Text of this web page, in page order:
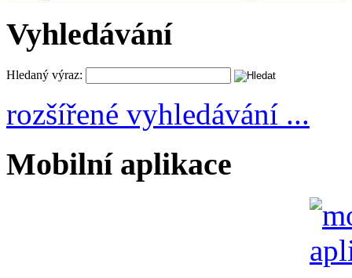
Vyhledávání
Hledaný výraz:
rozšířené vyhledávání ...
Mobilní aplikace